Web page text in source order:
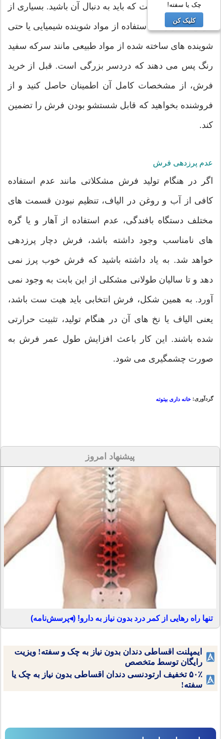
از ویژگی هایی است که باید به دنبال آن باشید. بسیاری از
فرش ها در زمان استفاده از مواد شوینده شیمیایی یا حتی
شوینده های ساخته شده از مواد طبیعی مانند سرکه سفید
رنگ پس می دهند که دردسر بزرگی است. قبل از خرید
فرش، از مشخصات کامل آن اطمینان حاصل کنید و از
فروشنده بخواهید که قابل شستشو بودن فرش را تضمین
کند.
عدم پرزدهی فرش
اگر در هنگام تولید فرش مشکلاتی مانند عدم استفاده
کافی از آب و روغن در الیاف، تنظیم نبودن قسمت های
مختلف دستگاه بافندگی، عدم استفاده از آهار و یا گره
های نامناسب وجود داشته باشد، فرش دچار پرزدهی
خواهد شد. به یاد داشته باشید که فرش خوب پرز نمی
دهد و تا سالیان طولانی مشکلی از این بابت به وجود نمی
آورد. به همین شکل، فرش انتخابی باید هیت ست باشد،
یعنی الیاف یا نخ های آن در هنگام تولید، تثبیت حرارتی
شده باشند. این کار باعث افزایش طول عمر فرش به
صورت چشمگیری می شود.
گردآوری: خانه داری بیتوته
پیشنهاد امروز
تنها راه رهایی از کمر درد بدون نیاز به دارو! (◂پرسش‌نامه)
ایمپلنت اقساطی دندان بدون نیاز به چک و سفته! ویزیت
رایگان توسط متخصص
۵۰٪ تخفیف ارتودنسی دندان اقساطی بدون نیاز به چک یا
سفته!
چک یا سفته!
کلیک کن